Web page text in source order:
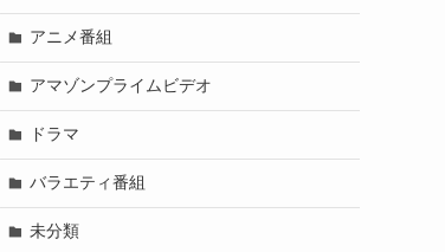
アニメ番組
アマゾンプライムビデオ
ドラマ
バラエティ番組
未分類